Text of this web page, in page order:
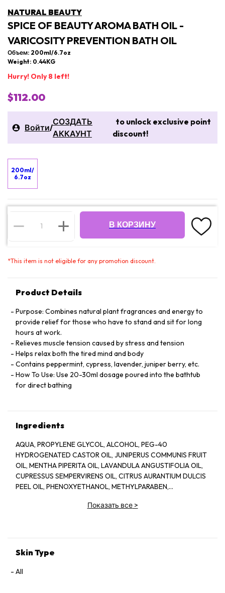
NATURAL BEAUTY
SPICE OF BEAUTY AROMA BATH OIL -
VARICOSITY PREVENTION BATH OIL
Объем: 200ml/6.7oz
Weight: 0.44KG
Hurry! Only 8 left!
$112.00
Войти/
СОЗДАТЬ
АККАУНТ
to unlock exclusive point
discount!
200ml/
6.7oz
В КОРЗИНУ
*This item is not eligible for any promotion discount.
Product Details
Purpose: Combines natural plant fragrances and energy to
provide relief for those who have to stand and sit for long
hours at work.
Relieves muscle tension caused by stress and tension
Helps relax both the tired mind and body
Contains peppermint, cypress, lavender, juniper berry, etc.
How To Use: Use 20-30ml dosage poured into the bathtub
for direct bathing
Ingredients
AQUA, PROPYLENE GLYCOL, ALCOHOL, PEG-40
HYDROGENATED CASTOR OIL, JUNIPERUS COMMUNIS FRUIT
OIL, MENTHA PIPERITA OIL, LAVANDULA ANGUSTIFOLIA OIL,
CUPRESSUS SEMPERVIRENS OIL, CITRUS AURANTIUM DULCIS
PEEL OIL, PHENOXYETHANOL, METHYLPARABEN,
Показать все>
Skin Type
All